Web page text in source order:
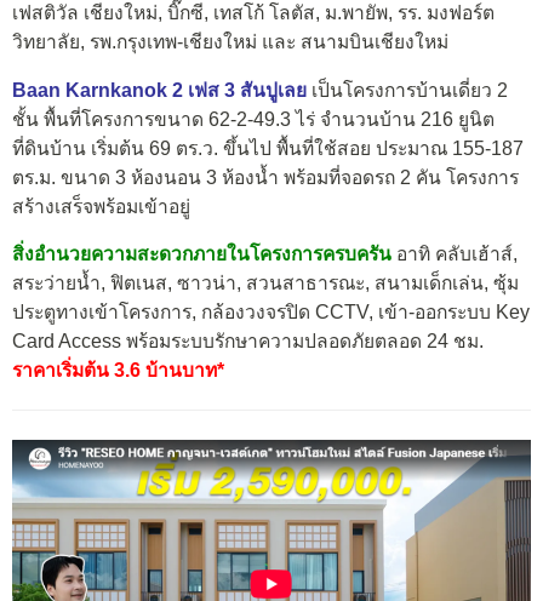
เฟสติวัล เชียงใหม่, บิ๊กซี, เทสโก้ โลตัส, ม.พายัพ, รร. มงฟอร์ต
วิทยาลัย, รพ.กรุงเทพ-เชียงใหม่ และ สนามบินเชียงใหม่
Baan Karnkanok 2 เฟส 3 สันปูเลย เป็นโครงการบ้านเดี่ยว 2
ชั้น พื้นที่โครงการขนาด 62-2-49.3 ไร่ จำนวนบ้าน 216 ยูนิต
ที่ดินบ้าน เริ่มต้น 69 ตร.ว. ขึ้นไป พื้นที่ใช้สอย ประมาณ 155-187
ตร.ม. ขนาด 3 ห้องนอน 3 ห้องน้ำ พร้อมที่จอดรถ 2 คัน โครงการ
สร้างเสร็จพร้อมเข้าอยู่
สิ่งอำนวยความสะดวกภายในโครงการครบครัน อาทิ คลับเฮ้าส์,
สระว่ายน้ำ, ฟิตเนส, ซาวน่า, สวนสาธารณะ, สนามเด็กเล่น, ซุ้ม
ประตูทางเข้าโครงการ, กล้องวงจรปิด CCTV, เข้า-ออกระบบ Key
Card Access พร้อมระบบรักษาความปลอดภัยตลอด 24 ชม.
ราคาเริ่มต้น 3.6 บ้านบาท*